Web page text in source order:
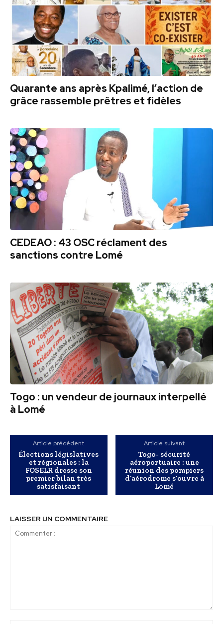
Quarante ans après Kpalimé, l’action de
grâce rassemble prêtres et fidèles
CEDEAO : 43 OSC réclament des
sanctions contre Lomé
Togo : un vendeur de journaux interpellé
à Lomé
Article précédent
Élections législatives
et régionales : la
FOSELR dresse son
premier bilan très
satisfaisant
Article suivant
Togo- sécurité
aéroportuaire : une
réunion des pompiers
d’aérodrome s’ouvre à
Lomé
LAISSER UN COMMENTAIRE